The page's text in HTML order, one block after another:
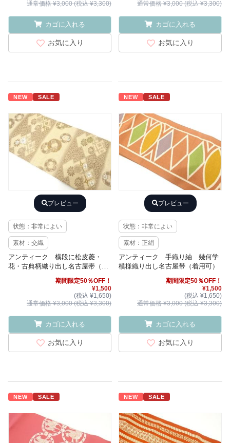
通常価格 ¥3,000 (税込 ¥3,300)
カゴに入れる
お気に入り
通常価格 ¥3,000 (税込 ¥3,300)
カゴに入れる
お気に入り
NEW SALE
プレビュー
状態：非常によい
素材：交織
アンティーク 横段に松皮菱・
花・古典柄織り出し名古屋帯（着
期間限定50％OFF！
¥1,500
(税込 ¥1,650)
通常価格 ¥3,000 (税込 ¥3,300)
カゴに入れる
お気に入り
NEW SALE
プレビュー
状態：非常によい
素材：正絹
アンティーク 手織り紬 幾何学
模様織り出し名古屋帯（着用可）
期間限定50％OFF！
¥1,500
(税込 ¥1,650)
通常価格 ¥3,000 (税込 ¥3,300)
カゴに入れる
お気に入り
NEW SALE NEW SALE